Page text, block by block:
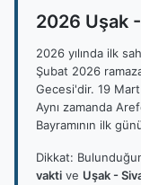
2026 Uşak
2026 yılında ilk
Şubat 2026
Gecesi'dir. 19
Aynı zamanda
Bayramının ilk
Dikkat:
vakti ve Uşak -